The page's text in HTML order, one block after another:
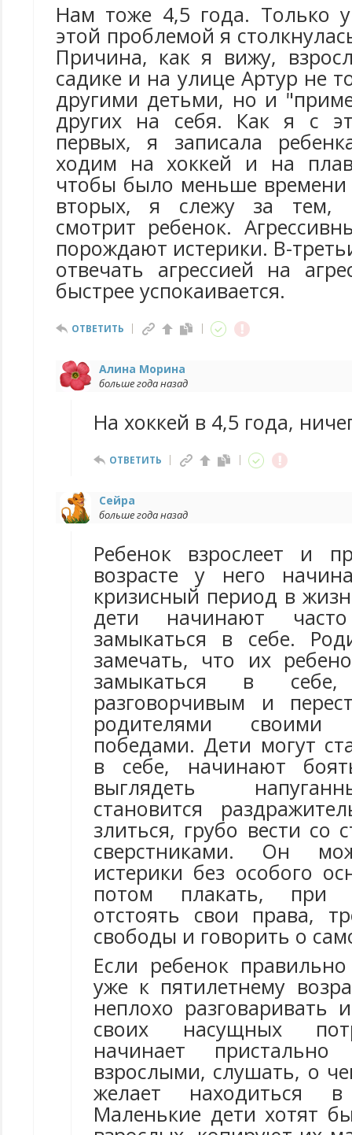
Нам тоже 4,5 года. Только
этой проблемой я
Причина, как я вижу,
садике и на улице Артур не
другими детьми, но и
других на себя. Как я с
первых, я записала
ходим на хоккей и на
чтобы было меньше времени
вторых, я слежу за тем,
смотрит ребенок.
порождают истерики. В-
отвечать агрессией на
быстрее успокаивается.
ОТВЕТИТЬ
Алина Морина
больше года назад
На хоккей в 4,5 года,
ОТВЕТИТЬ
Сейра
больше года назад
Ребенок взрослеет и
возрасте у него
кризисный период в
дети начинают часто
замыкаться в себе.
замечать, что их
замыкаться в
разговорчивым и
родителями
победами. Дети могут
в себе, начинают
выглядеть
становится
злиться, грубо вести
сверстниками. Он
истерики без особого
потом плакать, при
отстоять свои права,
свободы и говорить о
Если ребенок
уже к пятилетнему
неплохо разговаривать
своих насущных
начинает
взрослыми, слушать, о
желает находиться
Маленькие дети хотят